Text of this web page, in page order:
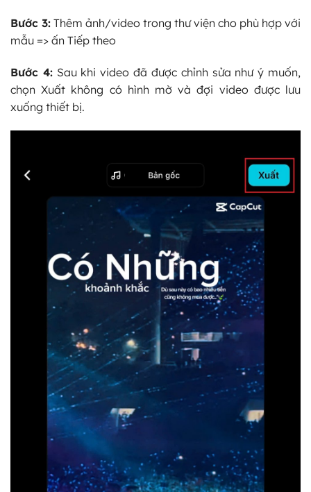
Bước 3: Thêm ảnh/video trong thư viện cho phù hợp với
mẫu => ấn Tiếp theo
Bước 4:Sau khi video đã được chỉnh sửa như ý muốn,
chọn Xuất không có hình mờ và đợi video được lưu
xuống thiết bị.